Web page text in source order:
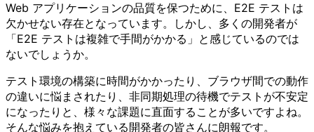
Web アプリケーションの品質を保つために、E2E テストは
欠かせない存在となっています。しかし、多くの開発者が
「E2E テストは複雑で手間がかかる」と感じているのでは
ないでしょうか。
テスト環境の構築に時間がかかったり、ブラウザ間での動作
の違いに悩まされたり、非同期処理の待機でテストが不安定
になったりと、様々な課題に直面することが多いですよね。
そんな悩みを抱えている開発者の皆さんに朗報です。